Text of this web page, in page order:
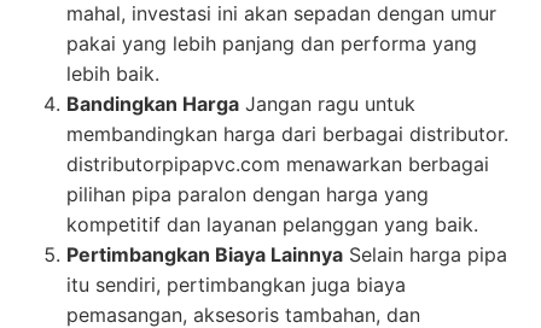
mahal, investasi ini akan sepadan dengan umur
pakai yang lebih panjang dan performa yang
lebih baik.
Bandingkan Harga Jangan ragu untuk
membandingkan harga dari berbagai distributor.
distributorpipapvc.com menawarkan berbagai
pilihan pipa paralon dengan harga yang
kompetitif dan layanan pelanggan yang baik.
Pertimbangkan Biaya Lainnya Selain harga pipa
itu sendiri, pertimbangkan juga biaya
pemasangan, aksesoris tambahan, dan